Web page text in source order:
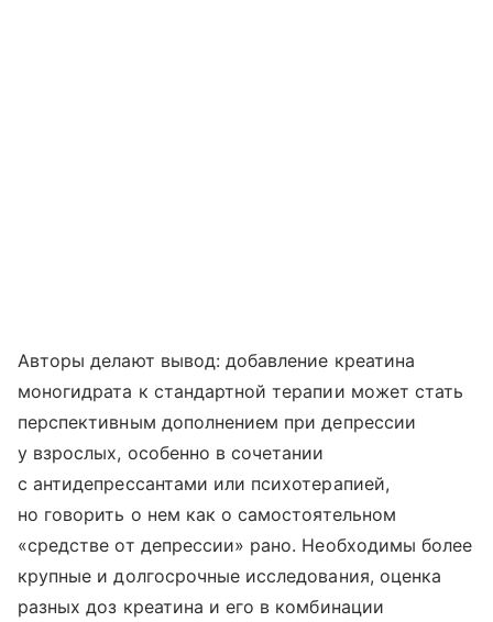
Авторы делают вывод: добавление креатина
моногидрата к стандартной терапии может стать
перспективным дополнением при депрессии
у взрослых, особенно в сочетании
с антидепрессантами или психотерапией,
но говорить о нем как о самостоятельном
«средстве от депрессии» рано. Необходимы более
крупные и долгосрочные исследования, оценка
разных доз креатина и его в комбинации